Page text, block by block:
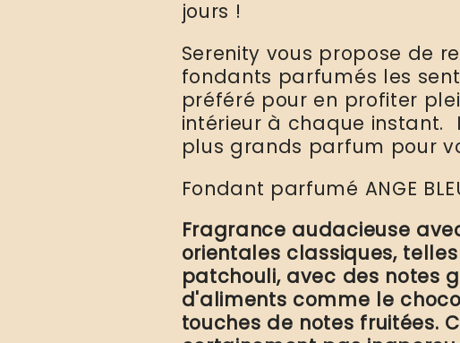
parfum
des
grands
parfums
des
grands
parfums
jours !
Serenity vous propose de
fondants parfumés les
préféré pour en profiter
intérieur à chaque instant.
plus grands parfum pour
Fondant parfumé ANGE
Fragrance audacieuse
orientales classiques,
patchouli, avec des notes
d'aliments comme le
touches de notes fruitées.